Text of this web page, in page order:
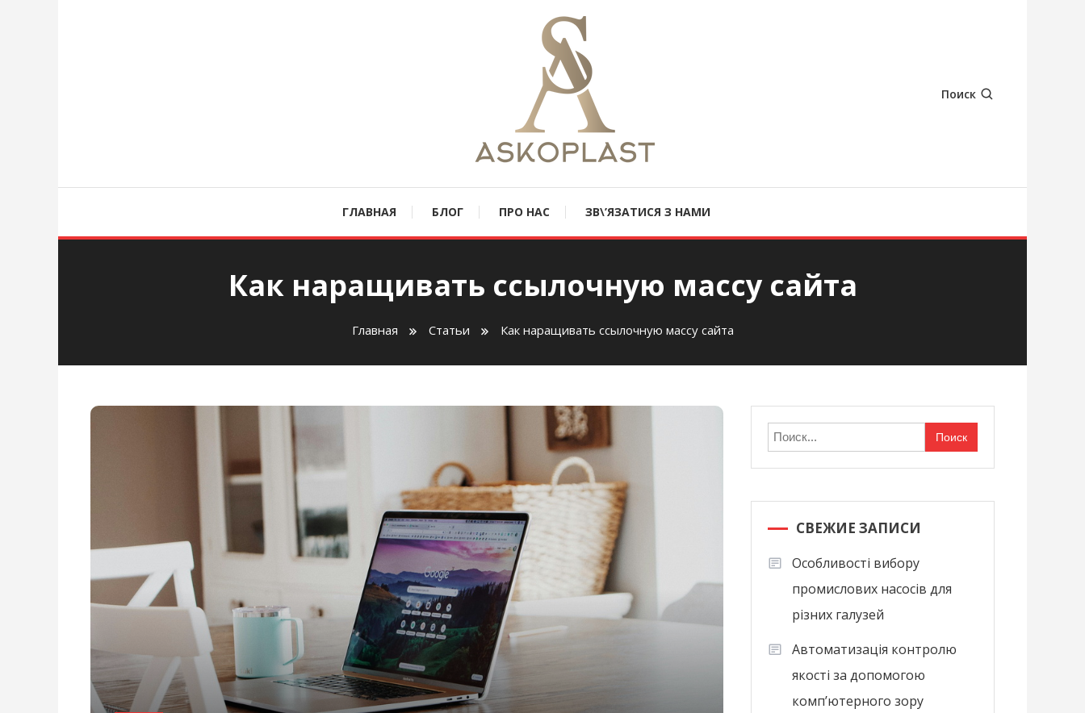
askoplast.com.ua
Поиск
ГЛАВНАЯ БЛОГ ПРО НАС ЗВ\’ЯЗАТИСЯ З НАМИ
Как наращивать ссылочную массу сайта
Главная Статьи Как наращивать ссылочную массу сайта
Найти:
СВЕЖИЕ ЗАПИСИ
Особливості вибору
промислових насосів для
різних галузей
Автоматизація контролю
якості за допомогою
комп’ютерного зору